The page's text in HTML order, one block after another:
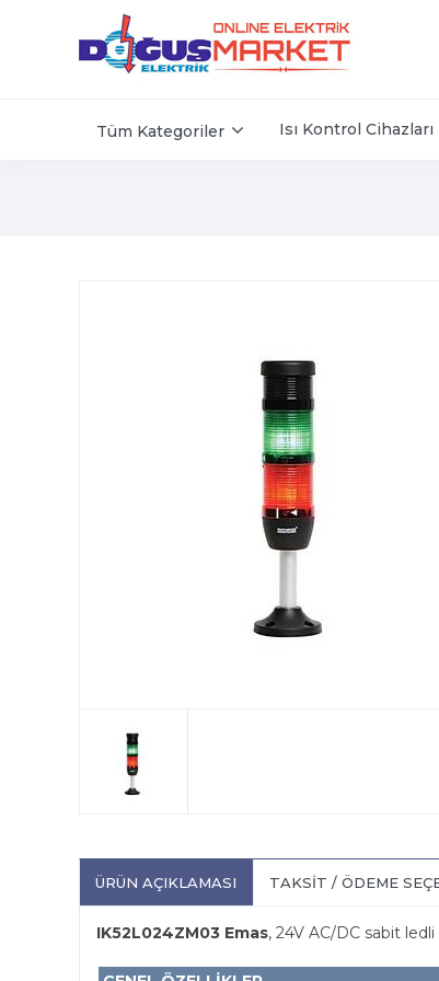
Tüm Kategoriler Isı Kontrol Cihazları
ÜRÜN AÇIKLAMASI TAKSIT / ÖDEME
IK52L024ZM03 Emas, 24V AC/DC sabit ledli